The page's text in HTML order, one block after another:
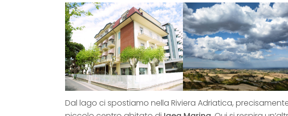
Dal lago ci spostiamo nella Riviera Adriatica,